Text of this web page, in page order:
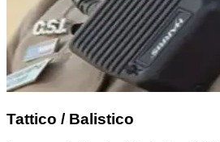
Tattico / Balistico